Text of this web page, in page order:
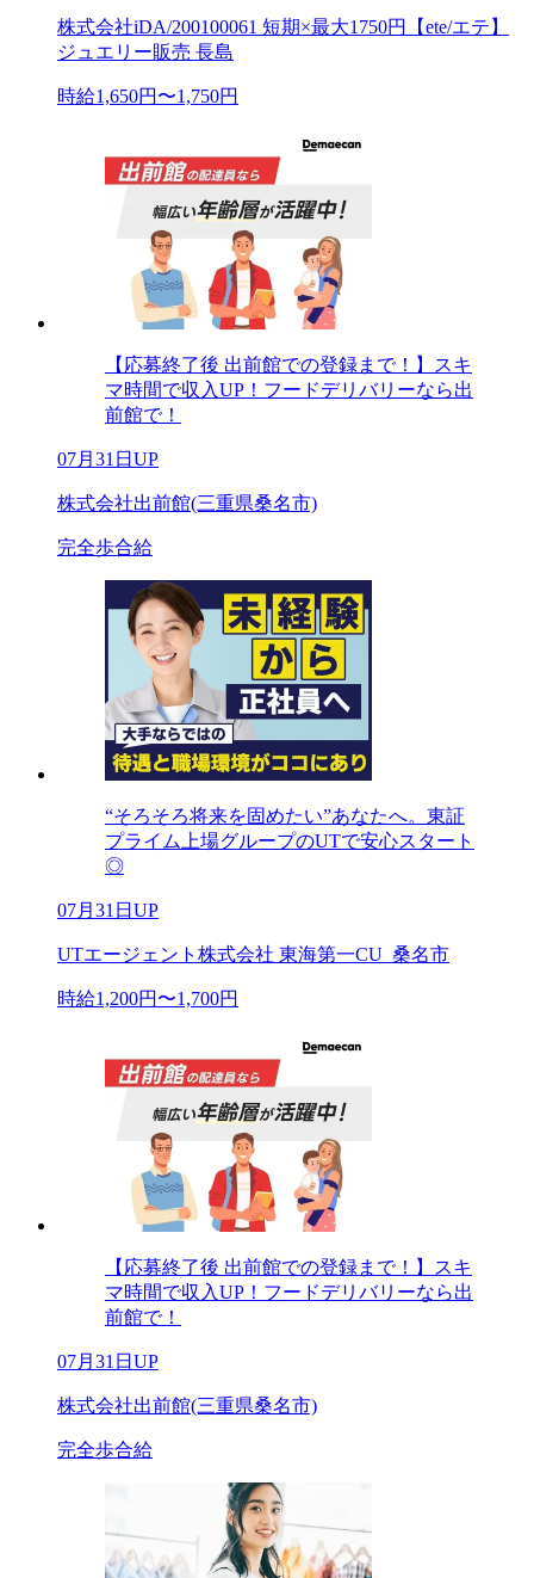
株式会社iDA/200100061 短期×最大1750円【ete/エテ】
ジュエリー販売 長島
時給1,650円〜1,750円
【応募終了後 出前館での登録まで！】スキ
マ時間で収入UP！フードデリバリーなら出
前館で！
07月31日UP
株式会社出前館(三重県桑名市)
完全歩合給
“そろそろ将来を固めたい”あなたへ。東証
プライム上場グループのUTで安心スタート
◎
07月31日UP
UTエージェント株式会社 東海第一CU_桑名市
時給1,200円〜1,700円
【応募終了後 出前館での登録まで！】スキ
マ時間で収入UP！フードデリバリーなら出
前館で！
07月31日UP
株式会社出前館(三重県桑名市)
完全歩合給